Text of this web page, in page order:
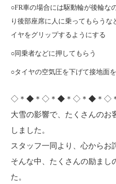
FR車の場合には駆動輪が後輪な
り後部座席に人に乗ってもらうな
イヤをグリップするようにする
同乗者などに押してもらう
タイヤの空気圧を下げて接地面
◇＊◆＊◇＊◆＊◇＊◆＊◇
大雪の影響で、たくさんのお
しました。
スタッフ一同より、心からお
そんな中、たくさんの励まし
た。